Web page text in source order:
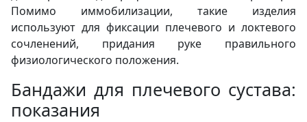
Помимо иммобилизации, такие изделия
используют для фиксации плечевого и локтевого
сочленений, придания руке правильного
физиологического положения.
Бандажи для плечевого сустава:
показания